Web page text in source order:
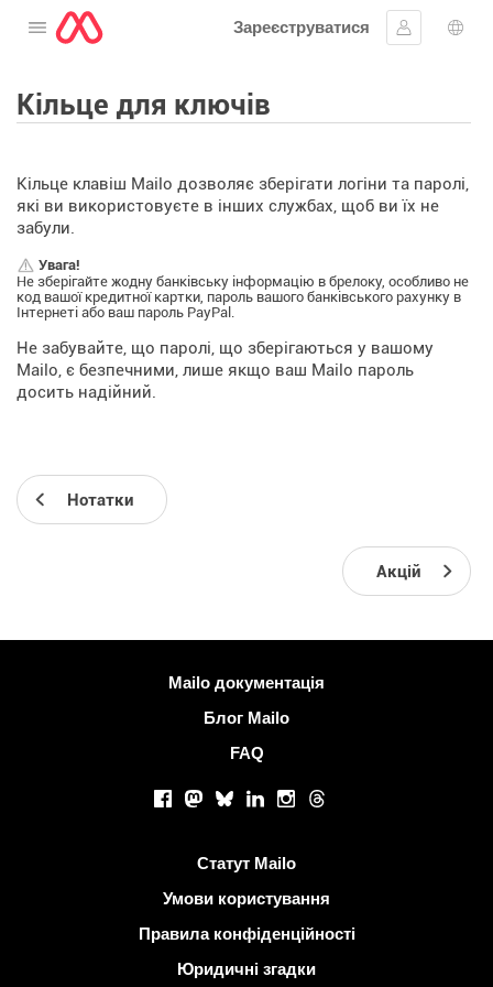
Відкрити меню
Зареєструватися
Увійти
Кільце для ключів
Кільце клавіш Mailo дозволяє зберігати логіни та паролі,
які ви використовуєте в інших службах, щоб ви їх не
забули.
Увага!
Не зберігайте жодну банківську інформацію в брелоку, особливо не
код вашої кредитної картки, пароль вашого банківського рахунку в
Інтернеті або ваш пароль PayPal.
Не забувайте, що паролі, що зберігаються у вашому
Mailo, є безпечними, лише якщо ваш Mailo пароль
досить надійний.
Нотатки
Акцій
Mailo документація
Блог Mailo
FAQ
Facebook
Mastodon
BlueskyLinkedInInstagram
Threads
Статут Mailo
Умови користування
Правила конфіденційності
Юридичні згадки